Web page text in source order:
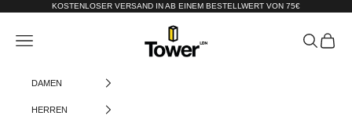
Zum Inhalt springenKOSTENLOSER VERSAND IN AB EINEM BESTELLWERT VON 75€
Tower-London.De
Menü Suchen
DAMEN
HERREN